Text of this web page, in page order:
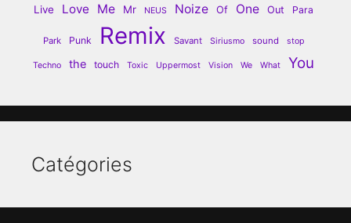
Live Love Me Mr NEUS Noize Of One Out Para
Park Punk Remix Savant Siriusmo sound stop
Techno the touch Toxic Uppermost Vision We What You
Catégories